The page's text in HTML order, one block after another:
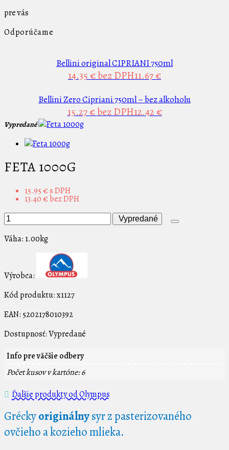
pre vás
Odporúčame
Bellini original CIPRIANI 750ml
14.35 €bez DPH11.67 €
Bellini Zero Cipriani 750ml – bez alkoholu
15.27 € bez DPH12.42 €
Vypredané
FETA 1000G
15.95 €s DPH
13.40 € bez DPH
Vypredané
Váha: 1.00kg
Výrobca:
Kód produktu:x1127
EAN: 5202178010392
Dostupnosť:Vypredané
Info pre väčšie odbery
Počet kusov v kartóne: 6
Ďalšie produkty od Olympus
Gréckyoriginálnysyr z pasterizovaného
ovčieho a kozieho mlieka.